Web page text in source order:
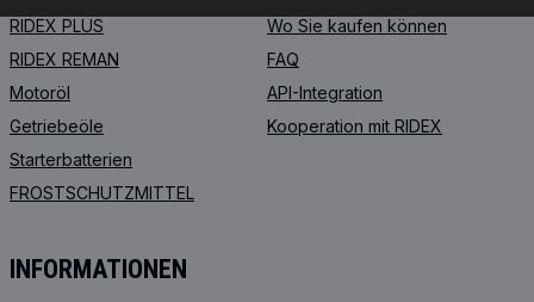
RIDEX PLUS
RIDEX REMAN
Motoröl
Getriebeöle
Starterbatterien
FROSTSCHUTZMITTEL
Wo Sie kaufen können
FAQ
API-Integration
Kooperation mit RIDEX
INFORMATIONEN